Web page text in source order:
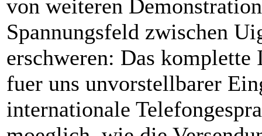
von weiteren
Spannungsfeld zwischen
erschweren: Das komplette
fuer uns unvorstellbarer
internationale